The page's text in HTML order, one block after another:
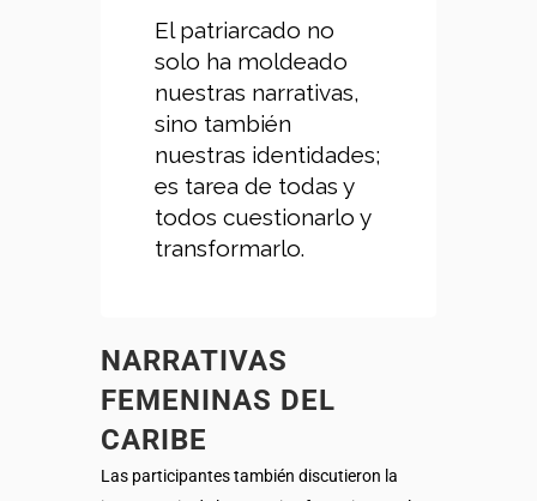
El patriarcado no
solo ha moldeado
nuestras narrativas,
sino también
nuestras identidades;
es tarea de todas y
todos cuestionarlo y
transformarlo.
NARRATIVAS
FEMENINAS DEL
CARIBE
Las participantes también discutieron la